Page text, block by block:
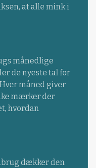
at alle mink i
månedlige
de nyeste tal for
måned giver
mærker der
hvordan
dækker den